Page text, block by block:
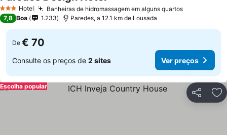
3 EstrelasHotel Banheiras de hidromassagem em alguns quartos
7,8 Boa 1.233 Paredes, a 12.1 km de Lousada
De € 70
Consulte os preços de 2 sites Ver preços
Partilhar
Escolha popular